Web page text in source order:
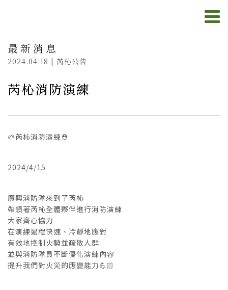
最新消息
2024.04.18 | 芮杺公告
芮杺消防演練
🌱芮杺消防演練⛑
2024/4/15
廣興消防隊來到了芮杺
帶領著芮杺全體夥伴進行消防演練
大家齊心協力
在演練過程快速、冷靜地應對
有效地控制火勢並疏散人群
並與消防隊員不斷優化演練內容
提升我們對火災的應變能力💪🏻